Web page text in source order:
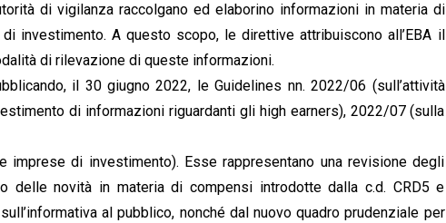
di vigilanza raccolgano ed elaborino informazioni in materia di
investimento. A questo scopo, le direttive attribuiscono all’EBA il
di rilevazione di queste informazioni.
il 30 giugno 2022, le Guidelines nn. 2022/06 (sull’attività
di informazioni riguardanti gli high earners), 2022/07 (sulla
di investimento). Esse rappresentano una revisione degli
delle novità in materia di compensi introdotte dalla c.d. CRD5 e
al pubblico, nonché dal nuovo quadro prudenziale per